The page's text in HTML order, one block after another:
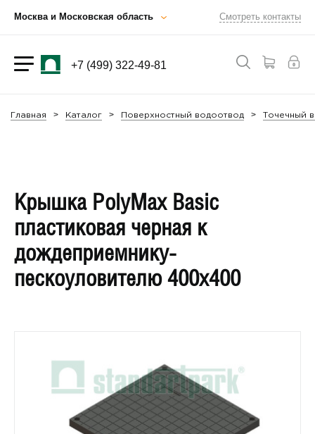
Москва и Московская область Смотреть контакты
+7 (499) 322-49-81
Главная Каталог Поверхностный водоотвод Точечный
Крышка PolyMax Basic
пластиковая черная к
дождеприемнику-
пескоуловителю 400х400